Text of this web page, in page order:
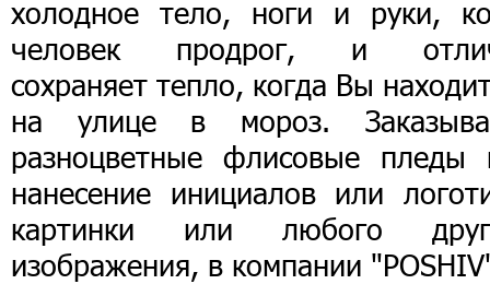
холодное тело, ноги и руки,
человек продрог, и
сохраняет тепло, когда Вы
на улице в мороз.
разноцветные флисовые пледы
нанесение инициалов или
картинки или любого
изображения, в компании